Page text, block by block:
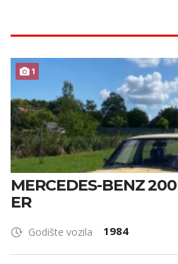
1
MERCEDES-BENZ
ER
Godište vozila 1984